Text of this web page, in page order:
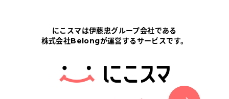
にこスマについて
サポートセンター
にこスマは伊藤忠グループ会社である
株式会社Belongが運営するサービスです。